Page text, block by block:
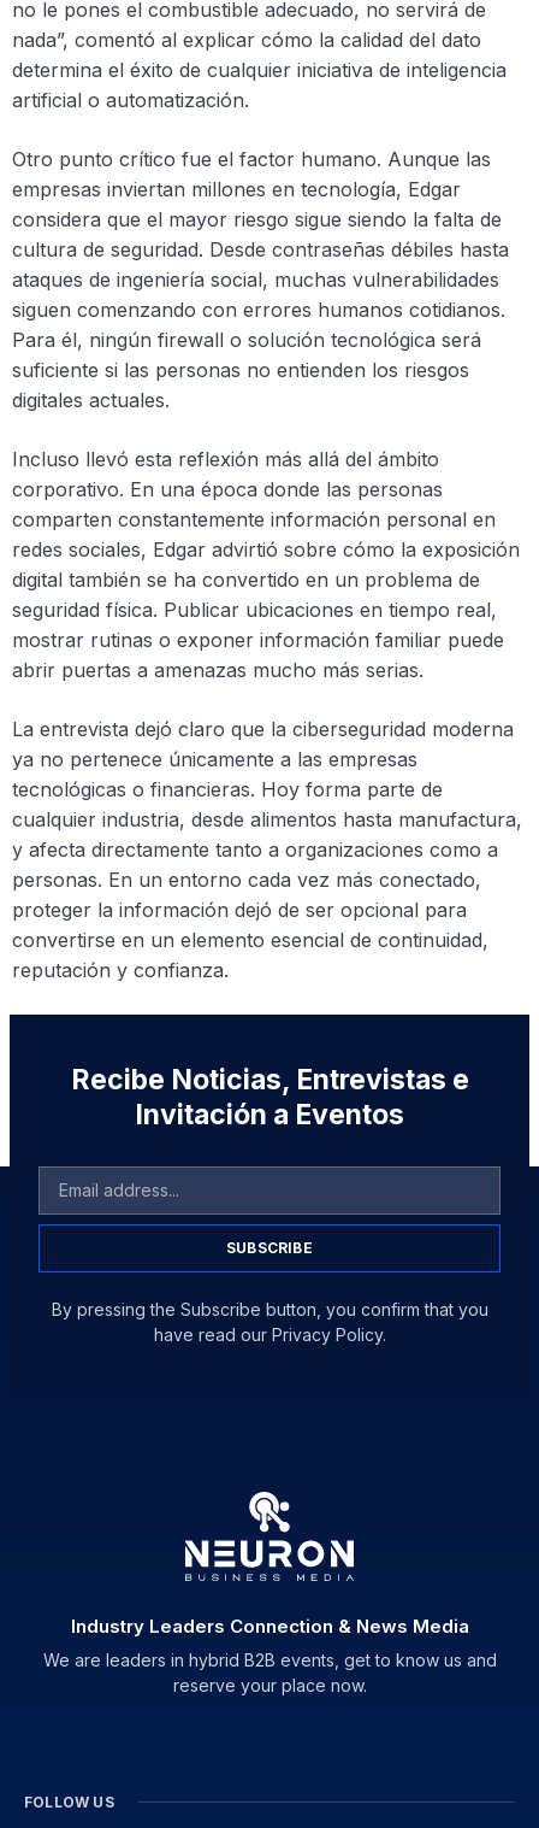
no le pones el combustible adecuado, no servirá de
nada”, comentó al explicar cómo la calidad del dato
determina el éxito de cualquier iniciativa de inteligencia
artificial o automatización.
Otro punto crítico fue el factor humano. Aunque las
empresas inviertan millones en tecnología, Edgar
considera que el mayor riesgo sigue siendo la falta de
cultura de seguridad. Desde contraseñas débiles hasta
ataques de ingeniería social, muchas vulnerabilidades
siguen comenzando con errores humanos cotidianos.
Para él, ningún firewall o solución tecnológica será
suficiente si las personas no entienden los riesgos
digitales actuales.
Incluso llevó esta reflexión más allá del ámbito
corporativo. En una época donde las personas
comparten constantemente información personal en
redes sociales, Edgar advirtió sobre cómo la exposición
digital también se ha convertido en un problema de
seguridad física. Publicar ubicaciones en tiempo real,
mostrar rutinas o exponer información familiar puede
abrir puertas a amenazas mucho más serias.
La entrevista dejó claro que la ciberseguridad moderna
ya no pertenece únicamente a las empresas
tecnológicas o financieras. Hoy forma parte de
cualquier industria, desde alimentos hasta manufactura,
y afecta directamente tanto a organizaciones como a
personas. En un entorno cada vez más conectado,
proteger la información dejó de ser opcional para
convertirse en un elemento esencial de continuidad,
reputación y confianza.
Recibe Noticias, Entrevistas e
Invitación a Eventos
SUBSCRIBE
By pressing the Subscribe button, you confirm that you
have read our Privacy Policy.
Industry Leaders Connection & News Media
We are leaders in hybrid B2B events, get to know us and
reserve your place now.
FOLLOW US